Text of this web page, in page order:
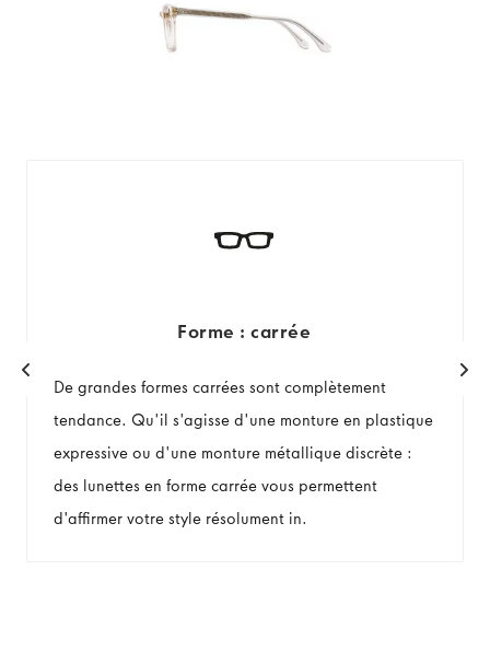
Forme : carrée
De grandes formes carrées sont complètement
tendance. Qu'il s'agisse d'une monture en plastique
expressive ou d'une monture métallique discrète :
des lunettes en forme carrée vous permettent
d'affirmer votre style résolument in.